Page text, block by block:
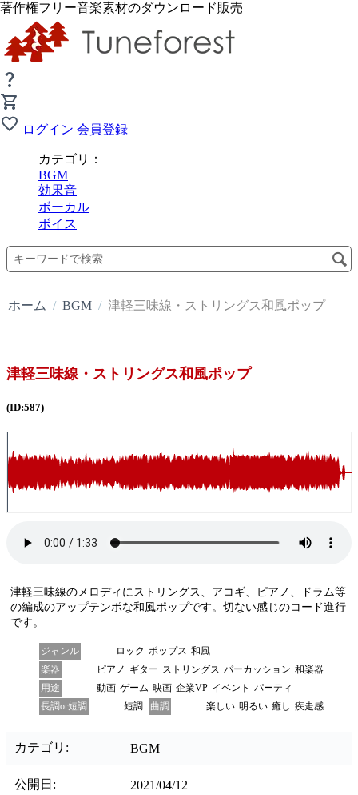
著作権フリー音楽素材のダウンロード販売
ログイン 会員登録
カテゴリ：
BGM
効果音
ボーカル
ボイス
ホーム / BGM / 津軽三味線・ストリングス和風ポップ
津軽三味線・ストリングス和風ポップ
(ID:587)
津軽三味線のメロディにストリングス、アコギ、ピアノ、ドラム等
の編成のアップテンポな和風ポップです。切ない感じのコード進行
です。
ジャンル ロック ポップス 和風
楽器
ピアノ ギター ストリングス パーカッション 和楽器
用途
動画 ゲーム 映画 企業VP イベント パーティ
長調or短調
短調 曲調 楽しい 明るい 癒し 疾走感
カテゴリ: BGM
公開日: 2021/04/12